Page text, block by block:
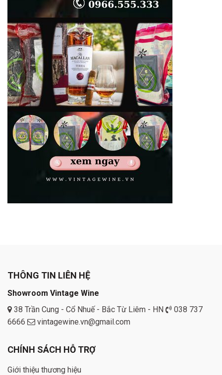
THÔNG TIN LIÊN HỆ
Showroom Vintage Wine
38 Trần Cung - Cổ Nhuế - Bắc Từ Liêm - HN
038 737
6666
vintagewine.vn@gmail.com
CHÍNH SÁCH HỖ TRỢ
Giới thiệu thương hiệu